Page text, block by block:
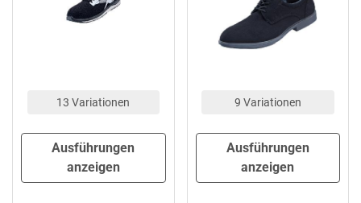
13 Variationen
Ausführungen
anzeigen
9 Variationen
Ausführungen
anzeigen